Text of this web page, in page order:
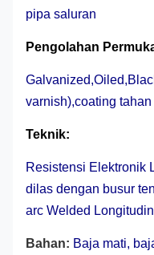
pipa saluran
Pengolahan
varnish),coating
Teknik:
Resistensi Elektronik
dilas dengan busur
arc Welded
Bahan: Baja mati,